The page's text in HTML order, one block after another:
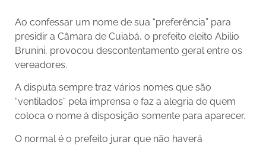
Ao confessar um nome de sua “preferência” para
presidir a Câmara de Cuiabá, o prefeito eleito Abilio
Brunini, provocou descontentamento geral entre os
vereadores.
A disputa sempre traz vários nomes que são
“ventilados” pela imprensa e faz a alegria de quem
coloca o nome à disposição somente para aparecer.
O normal é o prefeito jurar que não haverá